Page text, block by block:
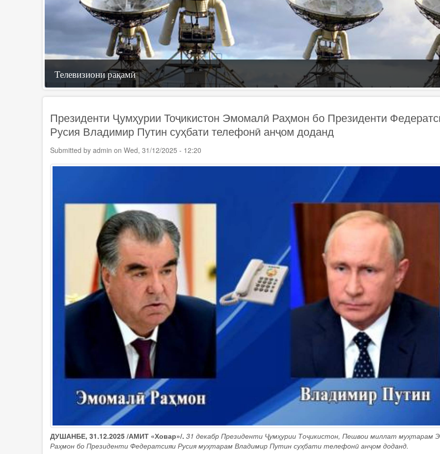
Телевизиони рақамӣ
Технологияҳои иттилоотӣ
ҶСК «Телерадиоком»
Президенти Ҷумҳурии Тоҷикистон Эмомалӣ Раҳмон бо Президенти
Русия Владимир Путин суҳбати телефонӣ анҷом доданд
Submitted by admin on Wed, 31/12/2025 - 12:20
ДУШАНБЕ, 31.12.2025 /АМИТ «Ховар»/. 31 декабр Президенти Ҷумҳурии Тоҷикистон, Пешвои миллат муҳтарам
Раҳмон бо Президенти Федератсияи Русия муҳтарам Владимир Путин суҳбати телефонӣ анҷом доданд.